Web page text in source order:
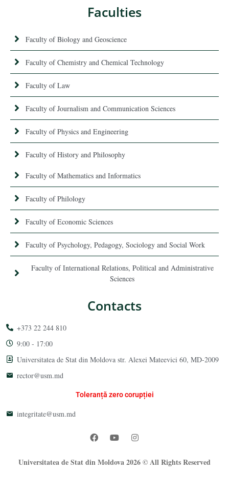
Faculties
Faculty of Biology and Geoscience
Faculty of Chemistry and Chemical Technology
Faculty of Law
Faculty of Journalism and Communication Sciences
Faculty of Physics and Engineering
Faculty of History and Philosophy
Faculty of Mathematics and Informatics
Faculty of Philology
Faculty of Economic Sciences
Faculty of Psychology, Pedagogy, Sociology and Social Work
Faculty of International Relations, Political and Administrative
Sciences
Contacts
+373 22 244 810
9:00 - 17:00
Universitatea de Stat din Moldova str. Alexei Mateevici 60, MD-2009
rector@usm.md
Toleranță zero corupției
integritate@usm.md
Universitatea de Stat din Moldova 2026 © All Rights Reserved